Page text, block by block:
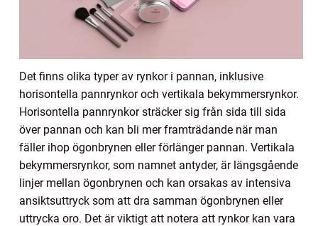
Det finns olika typer av rynkor i pannan, inklusive
horisontella pannrynkor och vertikala bekymmersrynkor.
Horisontella pannrynkor sträcker sig från sida till sida
över pannan och kan bli mer framträdande när man
fäller ihop ögonbrynen eller förlänger pannan. Vertikala
bekymmersrynkor, som namnet antyder, är längsgående
linjer mellan ögonbrynen och kan orsakas av intensiva
ansiktsuttryck som att dra samman ögonbrynen eller
uttrycka oro. Det är viktigt att notera att rynkor kan vara